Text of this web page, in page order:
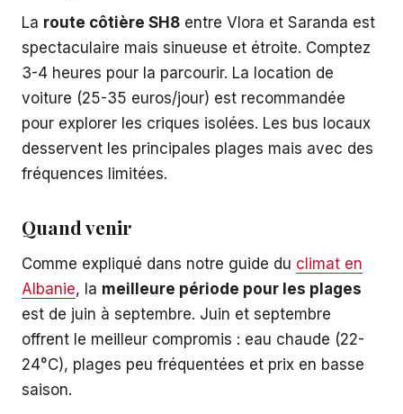
La route côtière SH8 entre Vlora et Saranda est
spectaculaire mais sinueuse et étroite. Comptez
3-4 heures pour la parcourir. La location de
voiture (25-35 euros/jour) est recommandée
pour explorer les criques isolées. Les bus locaux
desservent les principales plages mais avec des
fréquences limitées.
Quand venir
Comme expliqué dans notre guide du climat en
Albanie, la meilleure période pour les plages
est de juin à septembre. Juin et septembre
offrent le meilleur compromis : eau chaude (22-
24°C), plages peu fréquentées et prix en basse
saison.